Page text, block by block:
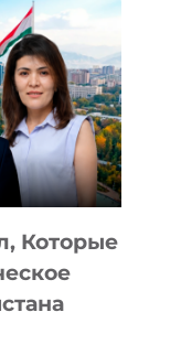
Которые